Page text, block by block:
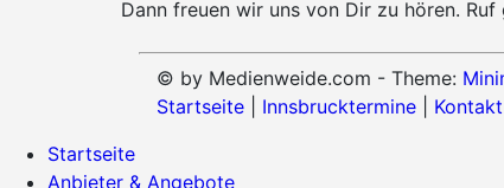
Dann freuen wir uns von Dir zu hören.
© by Medienweide.com - Theme:
Startseite
Innsbrucktermine Kontakt
Startseite
Anbieter & Angebote